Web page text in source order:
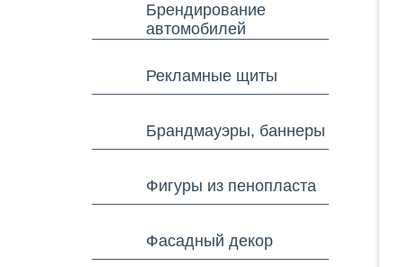
Брендирование
автомобилей
Рекламные щиты
Брандмауэры, баннеры
Фигуры из пенопласта
Фасадный декор